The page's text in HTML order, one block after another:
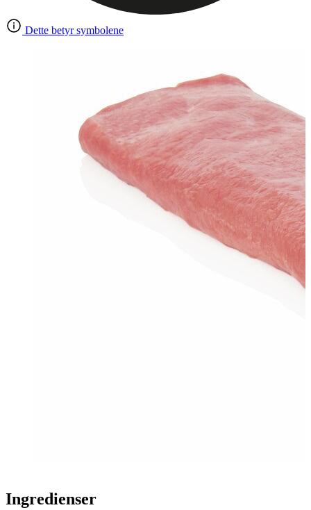
Dette betyr symbolene
Ingredienser